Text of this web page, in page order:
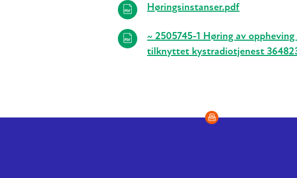
Høringsinstanser.pdf
~ 2505745-1 Høring av
tilknyttet kystradiotjenest